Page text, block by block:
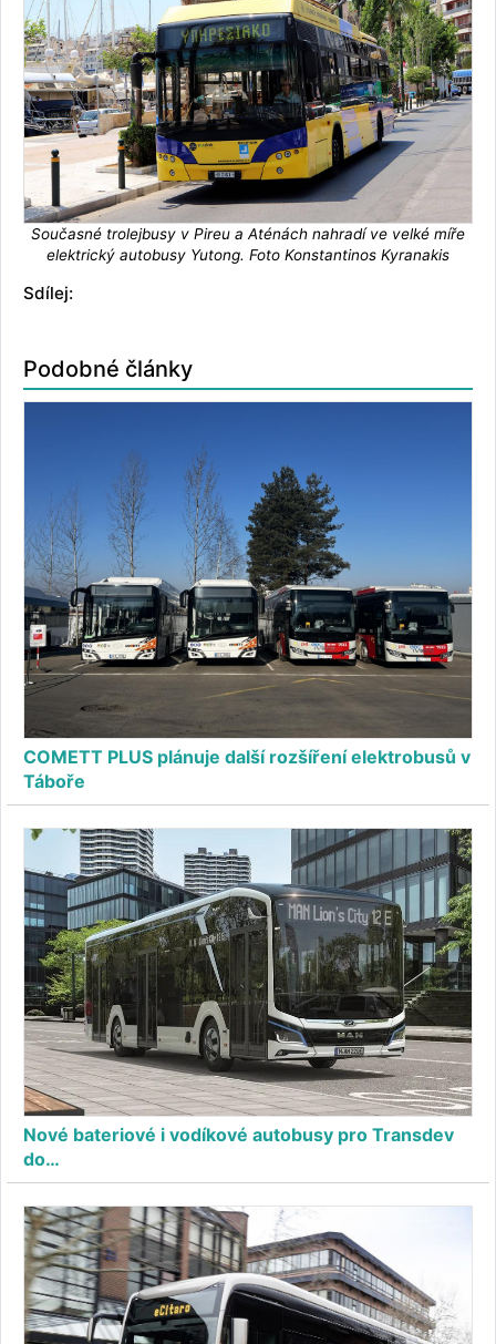
Současné trolejbusy v Pireu a Aténách nahradí ve velké míře
elektrický autobusy Yutong. Foto Konstantinos Kyranakis
Sdílej:
Podobné články
COMETT PLUS plánuje další rozšíření elektrobusů v
Táboře
Nové bateriové i vodíkové autobusy pro Transdev
do…